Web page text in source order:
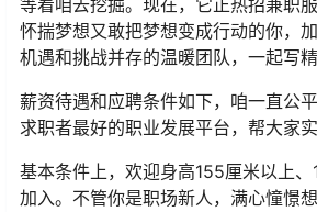
等着咱去挖掘。现在，它正热招兼职
怀揣梦想又敢把梦想变成行动的你，
机遇和挑战并存的温暖团队，一起写精
薪资待遇和应聘条件如下，咱一直公
求职者最好的职业发展平台，帮大家实
基本条件上，欢迎身高155厘米以上
加入。不管你是职场新人，满心憧憬